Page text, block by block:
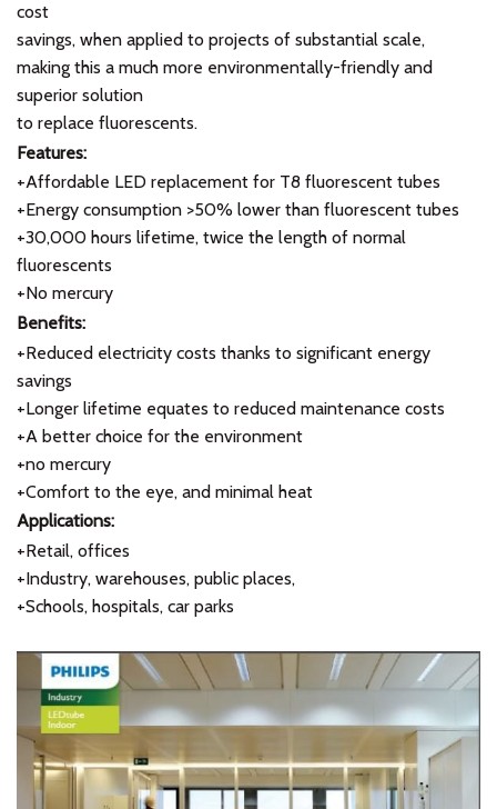
cost
savings, when applied to projects of substantial scale,
making this a much more environmentally-friendly and
superior solution
to replace fluorescents.
Features:
+Affordable LED replacement for T8 fluorescent tubes
+Energy consumption >50% lower than fluorescent tubes
+30,000 hours lifetime, twice the length of normal
fluorescents
+No mercury
Benefits:
+Reduced electricity costs thanks to significant energy
savings
+Longer lifetime equates to reduced maintenance costs
+A better choice for the environment
+no mercury
+Comfort to the eye, and minimal heat
Applications:
+Retail, offices
+Industry, warehouses, public places,
+Schools, hospitals, car parks